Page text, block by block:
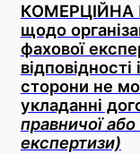
КОМЕРЦІЙНА
щодо
фахової
сторони не
укладанні
правничої
експертизи)